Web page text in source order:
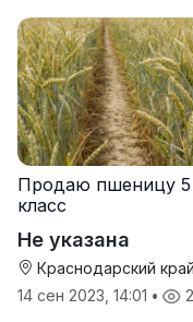
Продаю пшеницу 5
класс
Не указана
Краснодарский край
14 сен 2023, 14:01 •